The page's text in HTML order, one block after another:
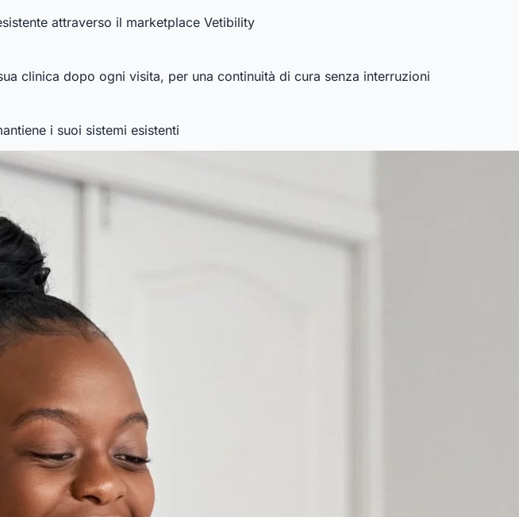
attraverso il marketplace Vetibility
clinica dopo ogni visita, per una continuità di cura senza interruzioni
i suoi sistemi esistenti